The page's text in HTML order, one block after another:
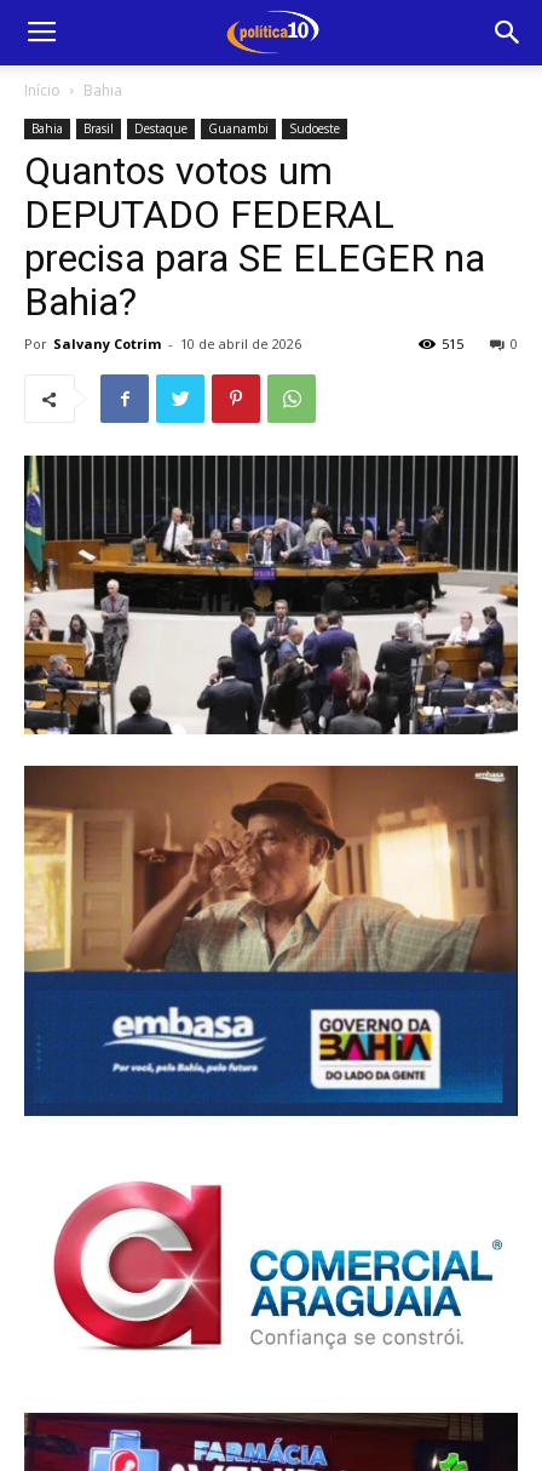
Início Bahia
Bahia Brasil Destaque Guanambi Sudoeste
Quantos votos um
DEPUTADO FEDERAL
precisa para SE ELEGER na
Bahia?
Por Salvany Cotrim - 10 de abril de 2026 0
515